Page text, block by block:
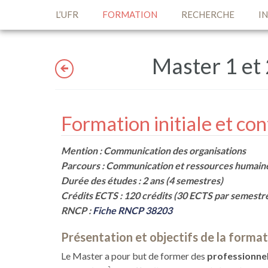
L’UFR FORMATION
Master 1 et 2 – Communication des
entreprises, des institutions publiques et
Master 1 et 2 – Communication et
ressources humaines
Master 1 et 2 – Communication et
ressources humaines (apprentissage)
Master
RECHERCHE
Master 1 et
Formation initiale et
Mention : Communication des organisations
Parcours : Communication et ressources
Durée des études : 2 ans (4 semestres)
Crédits ECTS : 120 crédits (30 ECTS par
RNCP :Fiche RNCP 38203
Présentation et objectifs de la
Le Master a pour but de former des